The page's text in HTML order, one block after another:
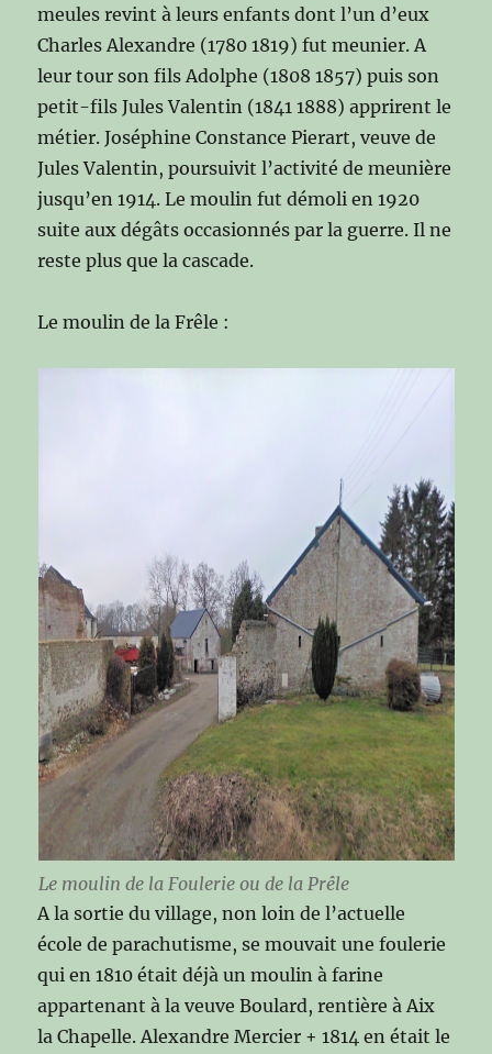
meules revint à leurs enfants dont l’un d’eux
Charles Alexandre (1780 1819) fut meunier. A
leur tour son fils Adolphe (1808 1857) puis son
petit-fils Jules Valentin (1841 1888) apprirent le
métier. Joséphine Constance Pierart, veuve de
Jules Valentin, poursuivit l’activité de meunière
jusqu’en 1914. Le moulin fut démoli en 1920
suite aux dégâts occasionnés par la guerre. Il ne
reste plus que la cascade.
Le moulin de la Frêle :
Le moulin de la Foulerie ou de la Prêle
A la sortie du village, non loin de l’actuelle
école de parachutisme, se mouvait une foulerie
qui en 1810 était déjà un moulin à farine
appartenant à la veuve Boulard, rentière à Aix
la Chapelle. Alexandre Mercier + 1814 en était le